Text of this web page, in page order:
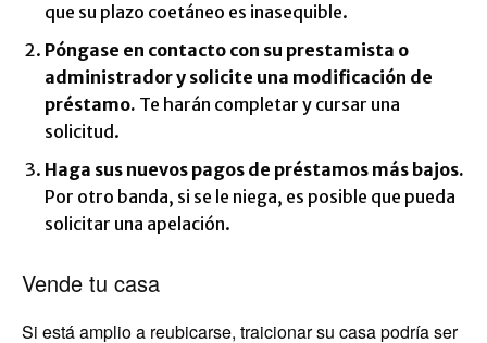
que su plazo coetáneo es inasequible.
Póngase en contacto con su prestamista o
administrador y solicite una modificación de
préstamo. Te harán completar y cursar una
solicitud.
Haga sus nuevos pagos de préstamos más bajos.
Por otro banda, si se le niega, es posible que pueda
solicitar una apelación.
Vende tu casa
Si está amplio a reubicarse, traicionar su casa podría ser